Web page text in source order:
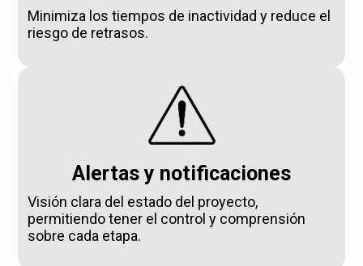
Minimiza los tiempos de inactividad y reduce el
riesgo de retrasos.
Alertas y notificaciones
Visión clara del estado del proyecto,
permitiendo tener el control y comprensión
sobre cada etapa.